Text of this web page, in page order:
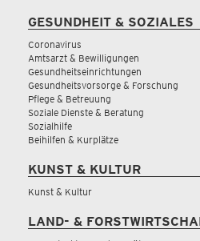
GESUNDHEIT & SOZIALES
Coronavirus
Amtsarzt & Bewilligungen
Gesundheitseinrichtungen
Gesundheitsvorsorge & Forschung
Pflege & Betreuung
Soziale Dienste & Beratung
Sozialhilfe
Beihilfen & Kurplätze
KUNST & KULTUR
Kunst & Kultur
LAND- &